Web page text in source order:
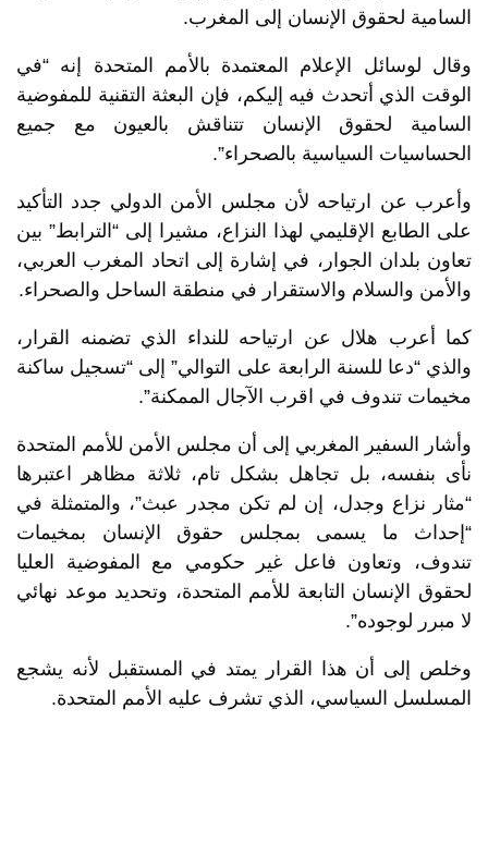
السامية لحقوق الإنسان إلى المغرب.
وقال لوسائل الإعلام المعتمدة بالأمم المتحدة إنه “في
الوقت الذي أتحدث فيه إليكم، فإن البعثة التقنية للمفوضية
السامية لحقوق الإنسان تتناقش بالعيون مع جميع
الحساسيات السياسية بالصحراء”.
وأعرب عن ارتياحه لأن مجلس الأمن الدولي جدد التأكيد
على الطابع الإقليمي لهذا النزاع، مشيرا إلى “الترابط” بين
تعاون بلدان الجوار، في إشارة إلى اتحاد المغرب العربي،
والأمن والسلام والاستقرار في منطقة الساحل والصحراء.
كما أعرب هلال عن ارتياحه للنداء الذي تضمنه القرار،
والذي “دعا للسنة الرابعة على التوالي” إلى “تسجيل ساكنة
مخيمات تندوف في اقرب الآجال الممكنة”.
وأشار السفير المغربي إلى أن مجلس الأمن للأمم المتحدة
نأى بنفسه، بل تجاهل بشكل تام، ثلاثة مظاهر اعتبرها
“مثار نزاع وجدل، إن لم تكن مجدر عبث”، والمتمثلة في
“إحداث ما يسمى بمجلس حقوق الإنسان بمخيمات
تندوف، وتعاون فاعل غير حكومي مع المفوضية العليا
لحقوق الإنسان التابعة للأمم المتحدة، وتحديد موعد نهائي
لا مبرر لوجوده”.
وخلص إلى أن هذا القرار يمتد في المستقبل لأنه يشجع
المسلسل السياسي، الذي تشرف عليه الأمم المتحدة.